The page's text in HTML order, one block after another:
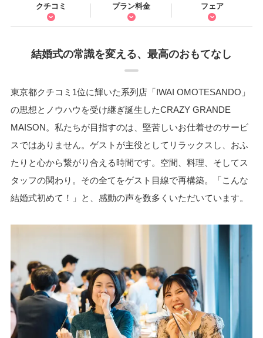
クチコミ プラン料金 フェア
結婚式の常識を変える、最高のおもてなし
東京都クチコミ1位に輝いた系列店「IWAI OMOTESANDO」
の思想とノウハウを受け継ぎ誕生したCRAZY GRANDE
MAISON。私たちが目指すのは、堅苦しいお仕着せのサービ
スではありません。ゲストが主役としてリラックスし、おふ
たりと心から繋がり合える時間です。空間、料理、そしてス
タッフの関わり。その全てをゲスト目線で再構築。「こんな
結婚式初めて！」と、感動の声を数多くいただいています。